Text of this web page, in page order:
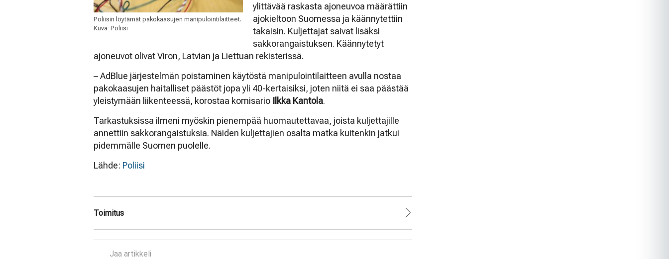
Poliisin löytämät pakokaasujen manipulointilaitteet.
Kuva: Poliisi
ylittävää raskasta ajoneuvoa määrättiin
ajokieltoon Suomessa ja käännytettiin
takaisin. Kuljettajat saivat lisäksi
sakkorangaistuksen. Käännytetyt
ajoneuvot olivat Viron, Latvian ja Liettuan rekisterissä.
– AdBlue järjestelmän poistaminen käytöstä manipulointilaitteen avulla nostaa
pakokaasujen haitalliset päästöt jopa yli 40-kertaisiksi, joten niitä ei saa päästää
yleistymään liikenteessä, korostaa komisario Ilkka Kantola.
Tarkastuksissa ilmeni myöskin pienempää huomautettavaa, joista kuljettajille
annettiin sakkorangaistuksia. Näiden kuljettajien osalta matka kuitenkin jatkui
pidemmälle Suomen puolelle.
Lähde: Poliisi
Toimitus
Jaa artikkeli